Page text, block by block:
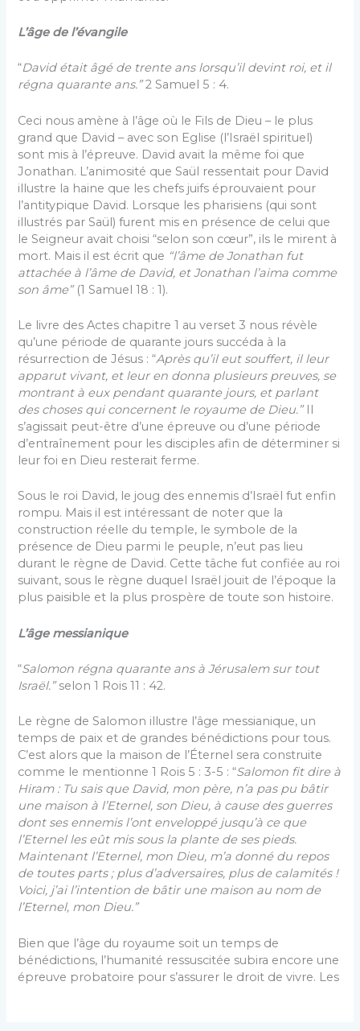
L’âge de l’évangile
“David était âgé de trente ans lorsqu’il devint roi, et il
régna quarante ans.”2 Samuel 5 : 4.
Ceci nous amène à l’âge où le Fils de Dieu – le plus
grand que David – avec son Eglise (l’Israël spirituel)
sont mis à l’épreuve. David avait la même foi que
Jonathan. L’animosité que Saül ressentait pour David
illustre la haine que les chefs juifs éprouvaient pour
l’antitypique David. Lorsque les pharisiens (qui sont
illustrés par Saül) furent mis en présence de celui que
le Seigneur avait choisi “selon son cœur”, ils le mirent à
mort. Mais il est écrit que “l’âme de Jonathan fut
attachée à l’âme de David, et Jonathan l’aima comme
son âme” (1 Samuel 18 : 1).
Le livre des Actes chapitre 1 au verset 3 nous révèle
qu’une période de quarante jours succéda à la
résurrection de Jésus : “Après qu’il eut souffert, il leur
apparut vivant, et leur en donna plusieurs preuves, se
montrant à eux pendant quarante jours, et parlant
des choses qui concernent le royaume de Dieu.” Il
s’agissait peut-être d’une épreuve ou d’une période
d’entraînement pour les disciples afin de déterminer si
leur foi en Dieu resterait ferme.
Sous le roi David, le joug des ennemis d’Israël fut enfin
rompu. Mais il est intéressant de noter que la
construction réelle du temple, le symbole de la
présence de Dieu parmi le peuple, n’eut pas lieu
durant le règne de David. Cette tâche fut confiée au roi
suivant, sous le règne duquel Israël jouit de l’époque la
plus paisible et la plus prospère de toute son histoire.
L’âge messianique
“Salomon régna quarante ans à Jérusalem sur tout
Israël.”selon 1 Rois 11 : 42.
Le règne de Salomon illustre l’âge messianique, un
temps de paix et de grandes bénédictions pour tous.
C’est alors que la maison de l’Éternel sera construite
comme le mentionne 1 Rois 5 : 3-5 : “Salomon fit dire à
Hiram : Tu sais que David, mon père, n’a pas pu bâtir
une maison à l’Eternel, son Dieu, à cause des guerres
dont ses ennemis l’ont enveloppé jusqu’à ce que
l’Eternel les eût mis sous la plante de ses pieds.
Maintenant l’Eternel, mon Dieu, m’a donné du repos
de toutes parts ; plus d’adversaires, plus de calamités !
Voici, j’ai l’intention de bâtir une maison au nom de
l’Eternel, mon Dieu.”
Bien que l’âge du royaume soit un temps de
bénédictions, l’humanité ressuscitée subira encore une
épreuve probatoire pour s’assurer le droit de vivre. Les